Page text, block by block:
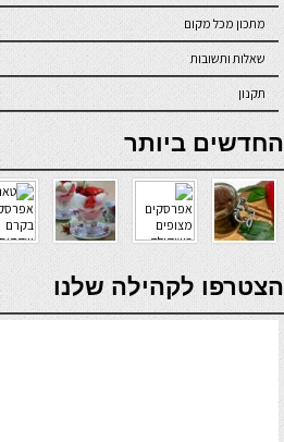
מתכון מכל מקום
שאלות ותשובות
תקנון
online casino
החדשים ביותר
verde casino
הצטרפו לקהילה שלנו